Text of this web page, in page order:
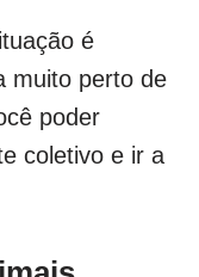
é
muito perto de
poder
coletivo e ir a